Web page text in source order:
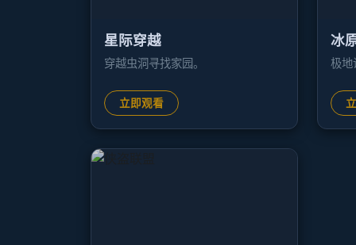
星际穿越
穿越虫洞寻找家园。
立即观看
冰
极地